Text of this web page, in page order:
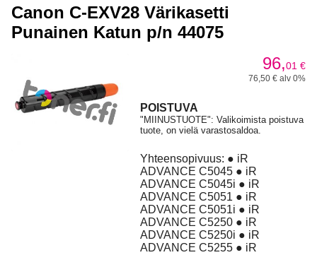
Canon C-EXV28 Värikasetti
Punainen Katun p/n 44075
96,01 €
76,50 € alv 0%
POISTUVA
"MIINUSTUOTE": Valikoimista poistuva
tuote, on vielä varastosaldoa.
Yhteensopivuus: ● iR
ADVANCE C5045 ● iR
ADVANCE C5045i ● iR
ADVANCE C5051 ● iR
ADVANCE C5051i ● iR
ADVANCE C5250 ● iR
ADVANCE C5250i ● iR
ADVANCE C5255 ● iR